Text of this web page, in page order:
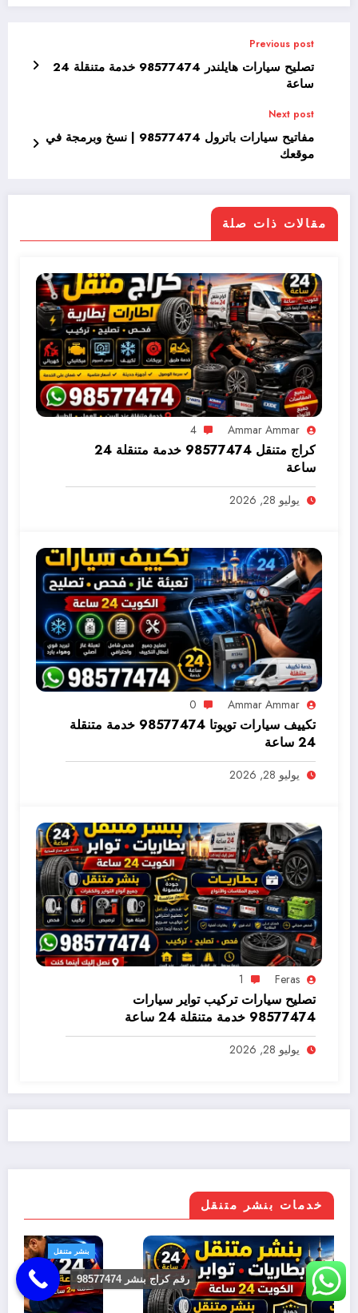
Previous post
تصليح سيارات هايلندر 98577474 خدمة متنقلة 24
ساعة
Next post
مفاتيح سيارات باترول 98577474 | نسخ وبرمجة في
موقعك
مقالات ذات صلة
Ammar Ammar
4
كراج متنقل 98577474 خدمة متنقلة 24
ساعة
يوليو 28, 2026
Ammar Ammar
0
تكييف سيارات تويوتا 98577474 خدمة متنقلة
24 ساعة
يوليو 28, 2026
Feras
1
تصليح سيارات تركيب تواير سيارات
98577474 خدمة متنقلة 24 ساعة
يوليو 28, 2026
خدمات بنشر متنقل
بنشر متنقل
رقم كراج بنشر 98577474